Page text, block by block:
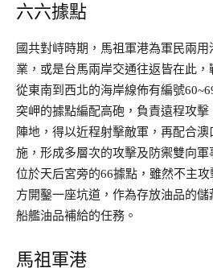
六六據點
國共對峙時期，馬祖軍港為軍民兩
業，或是台馬兩岸交通往返皆在此
從東南到西北的海岸線佈有編號
突岬的據點編配高砲，負責遠程攻
陣地，得以近程射擊敵軍，再配合
施，形成多層次的攻擊及防禦雙向軍
位於天后宮旁的66據點，雖然不主
方開鑿一座坑道，作為存放油品的
船艦油品補給的任務。
馬祖軍港